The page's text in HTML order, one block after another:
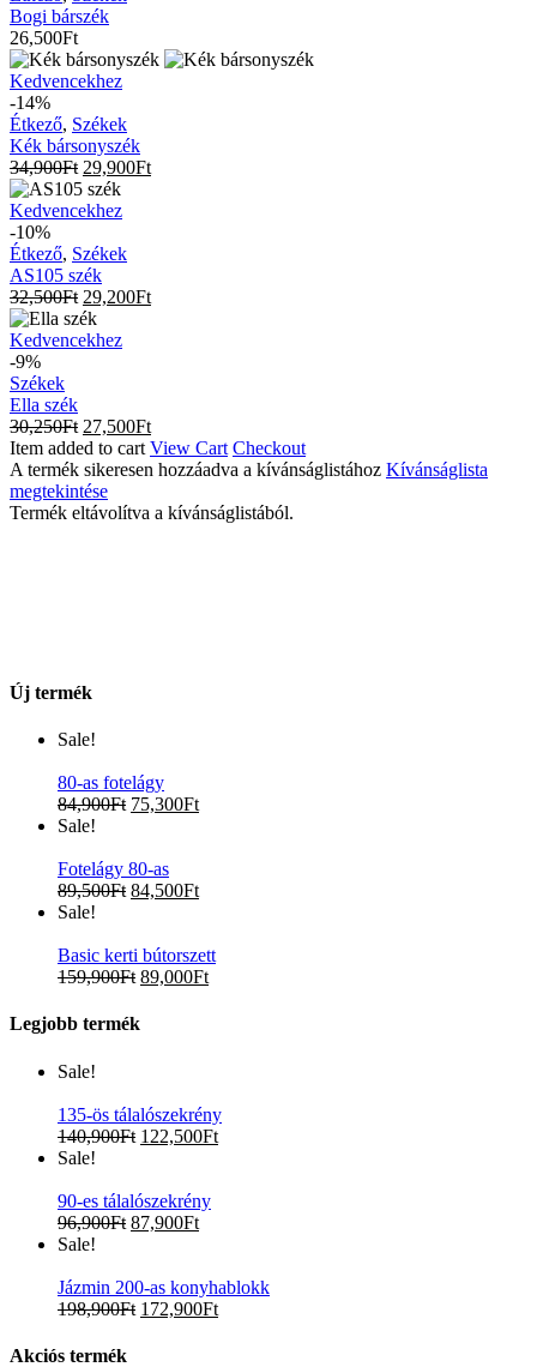
Bogi bárszék
26,500Ft
Kék
bársonyszék
Kedvencekhez
-14%
Étkező, Székek
Kék bársonyszék
34,900Ft 29,900Ft
AS105
szék
Kedvencekhez
-10%
Étkező, Székek
AS105 szék
32,500Ft 29,200Ft
Ella
szék
Kedvencekhez
-9%
Székek
Ella szék
30,250Ft 27,500Ft
Item added to cartView Cart Checkout
A termék sikeresen hozzáadva a kívánságlistához Kívánságlista
megtekintése
Termék eltávolítva a kívánságlistából.
Új termék
Sale!
80-as fotelágy
84,900Ft 75,300Ft
Sale!
Fotelágy 80-as
89,500Ft 84,500Ft
Sale!
Basic kerti bútorszett
159,900Ft 89,000Ft
Legjobb termék
Sale!
135-ös tálalószekrény
140,900Ft 122,500Ft
Sale!
90-es tálalószekrény
96,900Ft 87,900Ft
Sale!
Jázmin 200-as konyhablokk
198,900Ft 172,900Ft
Akciós termék